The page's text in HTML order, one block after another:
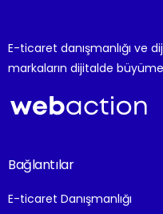
E-ticaret danışmanlığı ve
markaların dijitalde
Bağlantılar
E-ticaret Danışmanlığı